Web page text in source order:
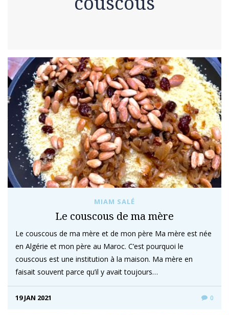
MIAM SALÉ
Le couscous de ma mère
Le couscous de ma mère et de mon père Ma mère est née
en Algérie et mon père au Maroc. C’est pourquoi le
couscous est une institution à la maison. Ma mère en
faisait souvent parce qu’il y avait toujours…
19 JAN 2021 0